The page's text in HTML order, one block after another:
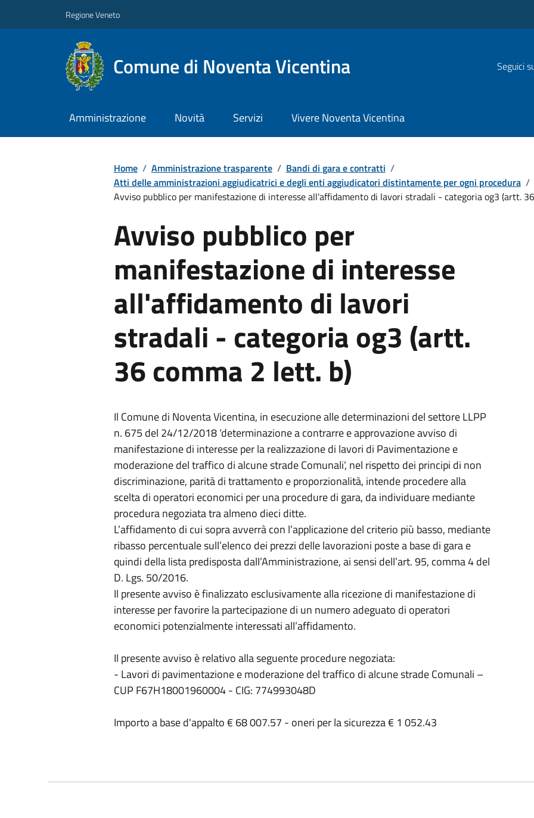
Regione Veneto
Comune di Noventa Vicentina Seguici
Amministrazione Novità Servizi Vivere Noventa Vicentina
Home / Amministrazione trasparente / Bandi di gara e contratti /
Atti delle amministrazioni aggiudicatrici e degli enti aggiudicatori distintamente per ogni procedura /
Avviso pubblico per manifestazione di interesse all'affidamento di lavori stradali - categoria og3 (artt.
Avviso pubblico per
manifestazione di interesse
all'affidamento di lavori
stradali - categoria og3 (artt.
36 comma 2 lett. b)
Il Comune di Noventa Vicentina, in esecuzione alle determinazioni del settore LLPP
n. 675 del 24/12/2018 ‘determinazione a contrarre e approvazione avviso di
manifestazione di interesse per la realizzazione di lavori di Pavimentazione e
moderazione del traffico di alcune strade Comunali’, nel rispetto dei principi di non
discriminazione, parità di trattamento e proporzionalità, intende procedere alla
scelta di operatori economici per una procedure di gara, da individuare mediante
procedura negoziata tra almeno dieci ditte.
L’affidamento di cui sopra avverrà con l’applicazione del criterio più basso, mediante
ribasso percentuale sull’elenco dei prezzi delle lavorazioni poste a base di gara e
quindi della lista predisposta dall’Amministrazione, ai sensi dell’art. 95, comma 4 del
D. Lgs. 50/2016.
Il presente avviso è finalizzato esclusivamente alla ricezione di manifestazione di
interesse per favorire la partecipazione di un numero adeguato di operatori
economici potenzialmente interessati all’affidamento.
Il presente avviso è relativo alla seguente procedure negoziata:
- Lavori di pavimentazione e moderazione del traffico di alcune strade Comunali –
CUP F67H18001960004 - CIG: 774993048D
Importo a base d'appalto € 68 007.57 - oneri per la sicurezza € 1 052.43